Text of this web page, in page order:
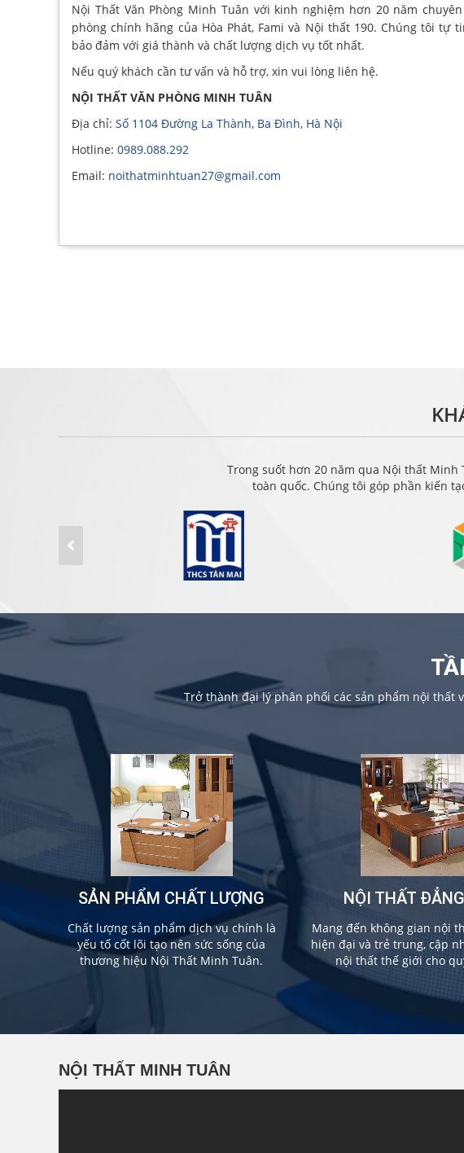
Nội Thất Văn Phòng Minh Tuân với kinh nghiệm hơn 20 năm
phòng chính hãng của Hòa Phát, Fami và Nội thất 190. Chúng tôi
bảo đảm với giá thành và chất lượng dịch vụ tốt nhất.
Nếu quý khách cần tư vấn và hỗ trợ, xin vui lòng liên hệ.
NỘI THẤT VĂN PHÒNG MINH TUÂN
Địa chỉ: Số 1104 Đường La Thành, Ba Đình, Hà Nội
Hotline: 0989.088.292
Email: noithatminhtuan27@gmail.com
Trong suốt hơn 20 năm qua Nội thất
toàn quốc. Chúng tôi góp phần kiến
Trở thành đại lý phân phối các sản phẩm nội thất
SẢN PHẨM CHẤT LƯỢNG
Chất lượng sản phẩm dịch vụ chính là
yếu tố cốt lõi tạo nên sức sống của
thương hiệu Nội Thất Minh Tuân.
NỘI THẤT
Mang đến không gian nội
hiện đại và trẻ trung, cập
nội thất thế giới cho
NỘI THẤT MINH TUÂN